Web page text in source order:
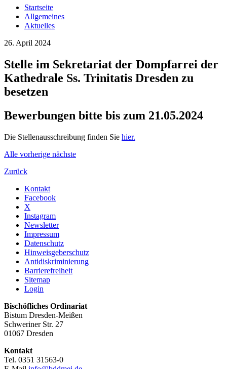
Startseite
Allgemeines
Aktuelles
26. April 2024
Stelle im Sekretariat der Dompfarrei der
Kathedrale Ss. Trinitatis Dresden zu
besetzen
Bewerbungen bitte bis zum 21.05.2024
Die Stellenausschreibung finden Sie hier.
Alle vorherige nächste
Zurück
Kontakt
Facebook
X
Instagram
Newsletter
Impressum
Datenschutz
Hinweisgeberschutz
Antidiskriminierung
Barrierefreiheit
Sitemap
Login
Bischöfliches Ordinariat
Bistum Dresden-Meißen
Schweriner Str. 27
01067 Dresden
Kontakt
Tel. 0351 31563-0